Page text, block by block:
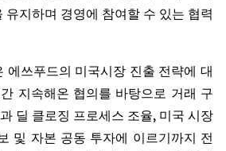
유지하며 경영에 참여할 수 있는 협력
에쓰푸드의 미국시장 진출 전략에 대
지속해온 협의를 바탕으로 거래 구
딜 클로징 프로세스 조율, 미국 시장
및 자본 공동 투자에 이르기까지 전